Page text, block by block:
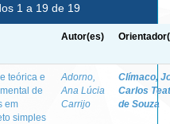
1 a 19 de 19
Autor(es)
teórica e
de
em
simples
Adorno,
Ana Lúcia
Carrijo
Clímaco,
Carlos
de Souza